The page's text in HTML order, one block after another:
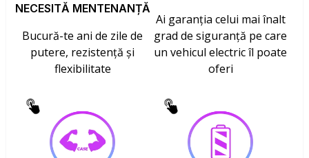
NECESITĂ MENTENANȚĂ
Bucură-te ani de zile de
putere, rezistență și
flexibilitate
Ai garanția celui mai înalt
grad de siguranță pe care
un vehicul electric îl poate
oferi